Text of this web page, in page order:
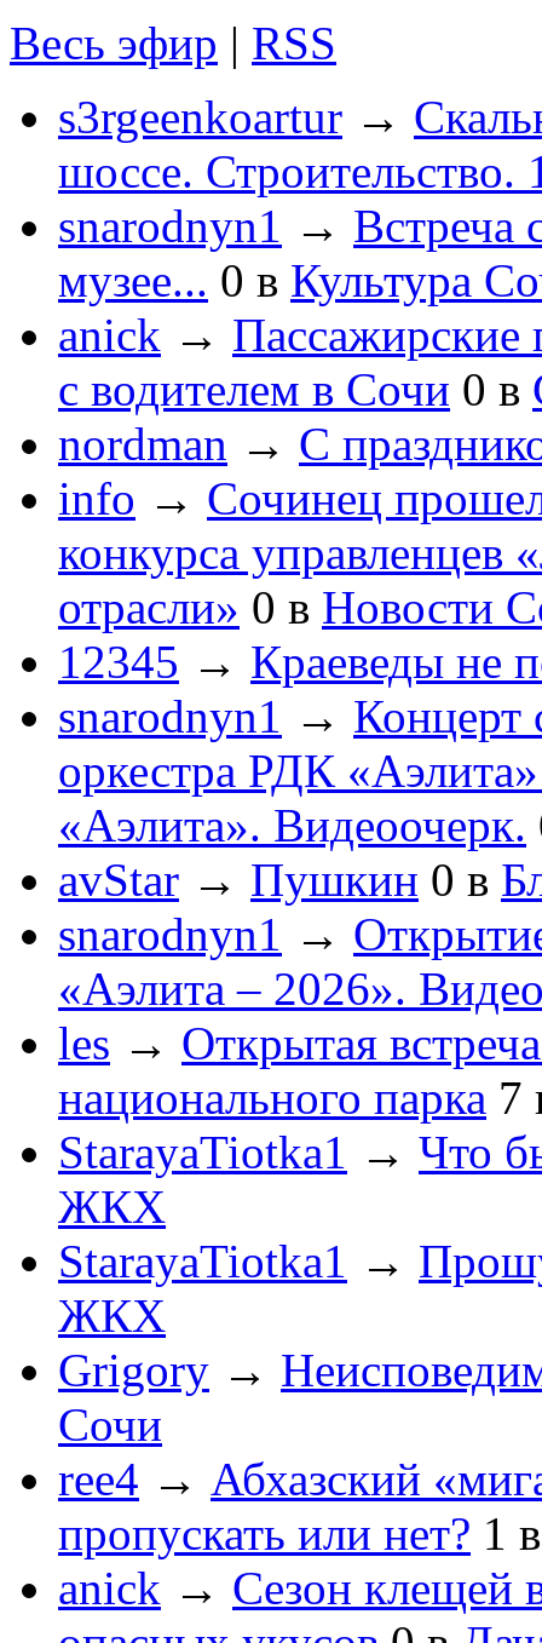
Весь эфир | RSS
s3rgeenkoartur →
шоссе. Строительство.
snarodnyn1 → Встреча
музее... 0 в Культура
anick → Пассажирские
с водителем в Сочи 0 в
nordman → С
info → Сочинец
конкурса управленцев
отрасли» 0 в Новости
12345 → Краеведы не
snarodnyn1 → Концерт
оркестра РДК
«Аэлита». Видеоочерк.
avStar → Пушкин 0 в
snarodnyn1 →
«Аэлита – 2026».
les → Открытая
национального парка 7
StarayaTiotka1 → Что
ЖКХ
StarayaTiotka1 →
ЖКХ
Grigory →
Сочи
ree4 → Абхазский
пропускать или нет? 1
anick → Сезон клещей